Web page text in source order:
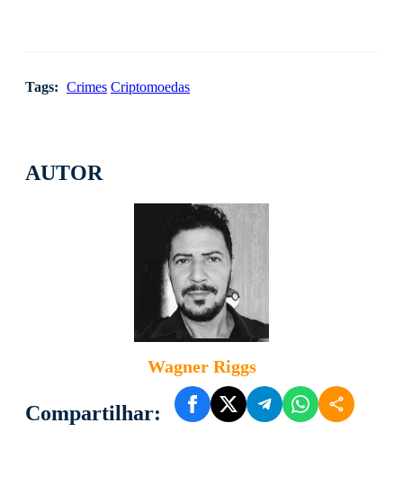
AUTOR
Wagner Riggs
Compartilhar:
Tags: Crimes Criptomoedas